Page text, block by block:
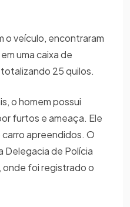
o veículo, encontraram
uma caixa de
25 quilos.
o homem possui
furtos e ameaça. Ele
apreendidos. O
Delegacia de Polícia
foi registrado o